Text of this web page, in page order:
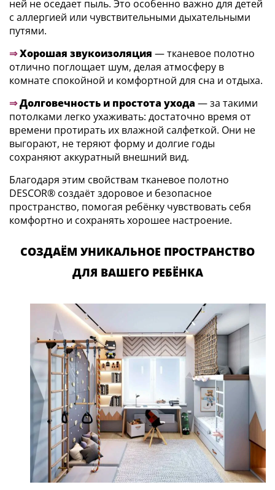
ней не оседает пыль. Это особенно важно для детей
с аллергией или чувствительными дыхательными
путями.
⇒Хорошая звукоизоляция — тканевое полотно
отлично поглощает шум, делая атмосферу в
комнате спокойной и комфортной для сна и отдыха.
⇒Долговечность и простота ухода — за такими
потолками легко ухаживать: достаточно время от
времени протирать их влажной салфеткой. Они не
выгорают, не теряют форму и долгие годы
сохраняют аккуратный внешний вид.
Благодаря этим свойствам тканевое полотно
DESCOR® создаёт здоровое и безопасное
пространство, помогая ребёнку чувствовать себя
комфортно и сохранять хорошее настроение.
СОЗДАЁМ УНИКАЛЬНОЕ ПРОСТРАНСТВО
ДЛЯ ВАШЕГО РЕБЁНКА